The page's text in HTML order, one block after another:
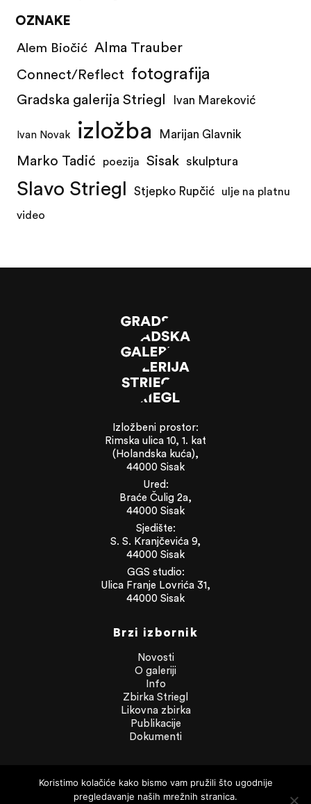
OZNAKE
Alem Biočić Alma Trauber
Connect/Reflect fotografija
Gradska galerija Striegl Ivan Mareković
Ivan Novak izložba Marijan Glavnik
Marko Tadić poezija Sisak skulptura
Slavo Striegl Stjepko Rupčić ulje na platnu
video
Izložbeni prostor:
Rimska ulica 10, 1. kat
(Holandska kuća),
44000 Sisak
Ured:
Braće Čulig 2a,
44000 Sisak
Sjedište:
S. S. Kranjčevića 9,
44000 Sisak
GGS studio:
Ulica Franje Lovrića 31,
44000 Sisak
Brzi izbornik
Novosti
O galeriji
Info
Zbirka Striegl
Likovna zbirka
Publikacije
Dokumenti
Financijska izvješća
Koristimo kolačiće kako bismo vam pružili što ugodnije
pregledavanje naših mrežnih stranica.